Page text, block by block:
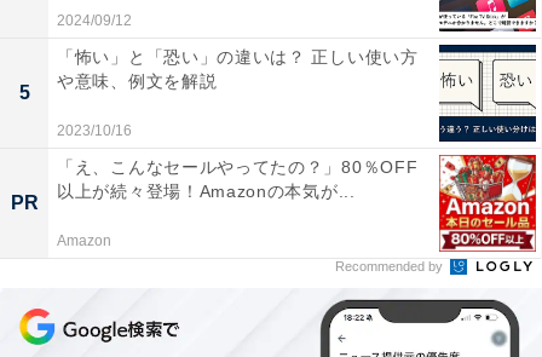
ありませんが、こちらもたびたび見られる表現です。使
い方は以下の通りです。
（ビジネスチャットアプリなどのステータス欄に）
「6/24 〇〇GD」
2024/09/12
5
「怖い」と「恐い」の違いは？ 正しい使い方
や意味、例文を解説
2023/10/16
PR
「え、こんなセールやってたの？」80％OFF
以上が続々登場！Amazonの本気が...
Amazon
Recommended by